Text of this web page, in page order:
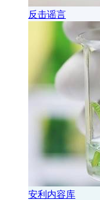
反击谣言
安利内容库